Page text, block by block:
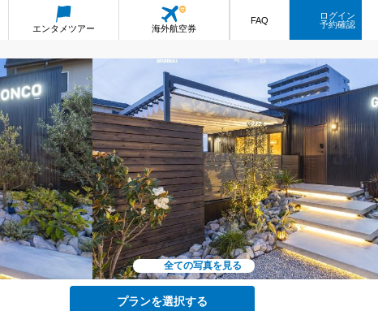
エンタメツアー 海外航空券
FAQ
ログイン
予約確認
全ての写真を見る
プランを選択する